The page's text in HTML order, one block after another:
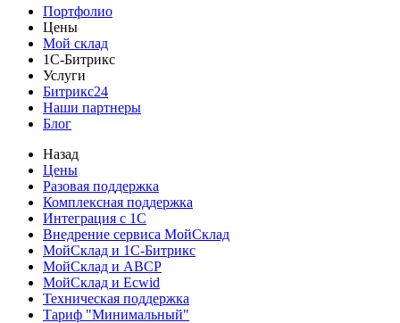
Портфолио
Цены
Мой склад
1С-Битрикс
Услуги
Битрикс24
Наши партнеры
Блог
Назад
Цены
Разовая поддержка
Комплексная поддержка
Интеграция с 1С
Внедрение сервиса МойСклад
МойСклад и 1С-Битрикс
МойСклад и ABCP
МойСклад и Ecwid
Техническая поддержка
Тариф "Минимальный"